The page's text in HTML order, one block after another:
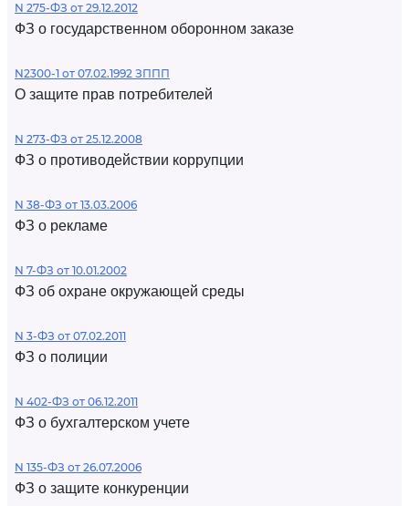
N 275-ФЗ от 29.12.2012
ФЗ о государственном оборонном заказе
N2300-1 от 07.02.1992 ЗППП
О защите прав потребителей
N 273-ФЗ от 25.12.2008
ФЗ о противодействии коррупции
N 38-ФЗ от 13.03.2006
ФЗ о рекламе
N 7-ФЗ от 10.01.2002
ФЗ об охране окружающей среды
N 3-ФЗ от 07.02.2011
ФЗ о полиции
N 402-ФЗ от 06.12.2011
ФЗ о бухгалтерском учете
N 135-ФЗ от 26.07.2006
ФЗ о защите конкуренции